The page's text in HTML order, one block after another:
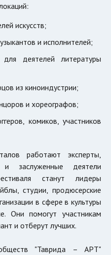
искусств;
и исполнителей;
для деятелей литературы
из киноиндустрии;
и хореографов;
комиков, участников
работают эксперты,
заслуженные деятели
станут лидеры
студии, продюсерские
в сфере в культуры
Они помогут участникам
и отберут лучших.
"Таврида – АРТ"